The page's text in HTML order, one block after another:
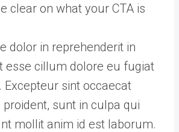
clear on what your CTA is
dolor in reprehenderit in
esse cillum dolore eu fugiat
Excepteur sint occaecat
sunt in culpa qui
mollit anim id est laborum.